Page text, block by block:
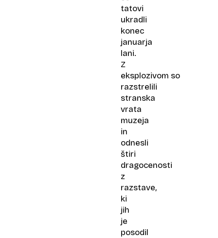
tatovi
ukradli
konec
januarja
lani.
Z
eksplozivom so
razstrelili
stranska
vrata
muzeja
in
odnesli
štiri
dragocenosti
z
razstave,
ki
jih
je
posodil